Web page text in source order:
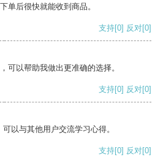
单后很快就能收到商品。
支持[0] 反对[0]
可以帮助我做出更准确的选择。
支持[0] 反对[0]
以与其他用户交流学习心得。
支持[0] 反对[0]